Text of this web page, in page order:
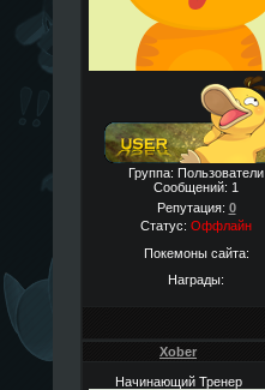
Группа: Пользователи
Сообщений: 1
Репутация: 0
Статус: Оффлайн
Покемоны сайта:
Награды:
Xober
Начинающий Тренер